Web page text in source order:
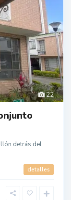
22
detrás del
detalles